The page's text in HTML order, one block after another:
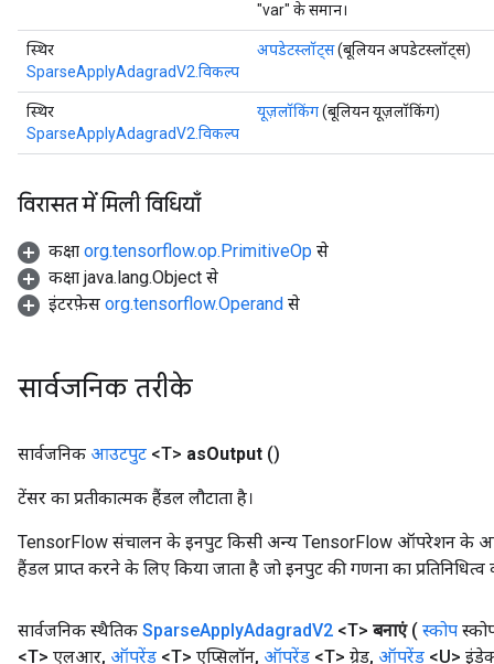
"var" के समान।
स्थिर
SparseApplyAdagradV2.विकल्प
अपडेटस्लॉट्स(बूलियन अपडेटस्लॉट्स)
स्थिर
SparseApplyAdagradV2.विकल्प
यूज़लॉकिंग(बूलियन यूज़लॉकिंग)
विरासत में मिली विधियाँ
कक्षा org.tensorflow.op.PrimitiveOp से
कक्षा java.lang.Object से
इंटरफ़ेस org.tensorflow.Operand से
सार्वजनिक तरीके
सार्वजनिक आउटपुट <T> asOutput ()
टेंसर का प्रतीकात्मक हैंडल लौटाता है।
TensorFlow संचालन के इनपुट किसी अन्य TensorFlow ऑपरेशन के
हैंडल प्राप्त करने के लिए किया जाता है जो इनपुट की गणना का प्रतिनिधित्व
सार्वजनिक स्थैतिक SparseApplyAdagradV2 <T> बनाएं ( स्कोप
<T> एलआर, ऑपरेंड <T> एप्सिलॉन, ऑपरेंड <T> ग्रेड, ऑपरेंड <U>